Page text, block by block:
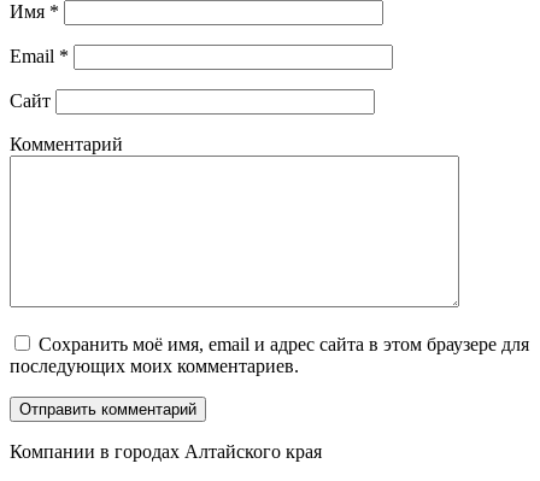
Имя *
Email *
Сайт
Комментарий
Сохранить моё имя, email и адрес сайта в этом браузере для
последующих моих комментариев.
Компании в городах Алтайского края